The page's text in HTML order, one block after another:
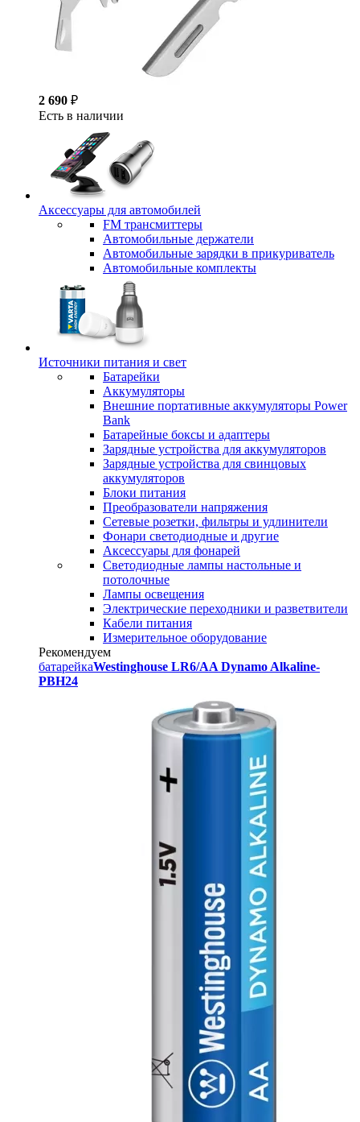
2 690 ₽
Есть в наличии
Аксессуары для автомобилей
FM трансмиттеры
Автомобильные держатели
Автомобильные зарядки в прикуриватель
Автомобильные комплекты
Источники питания и свет
Батарейки
Аккумуляторы
Внешние портативные аккумуляторы Power
Bank
Батарейные боксы и адаптеры
Зарядные устройства для аккумуляторов
Зарядные устройства для свинцовых
аккумуляторов
Блоки питания
Преобразователи напряжения
Сетевые розетки, фильтры и удлинители
Фонари светодиодные и другие
Аксессуары для фонарей
Светодиодные лампы настольные и
потолочные
Лампы освещения
Электрические переходники и разветвители
Кабели питания
Измерительное оборудование
Рекомендуем
батарейкаWestinghouse LR6/AA Dynamo Alkaline-
PBH24